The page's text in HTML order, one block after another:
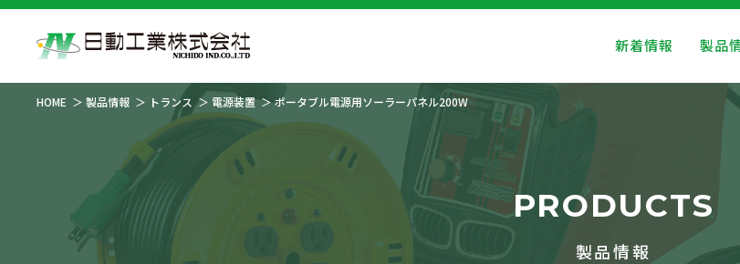
新着情報 製品
HOME 製品情報 トランス 電源装置 ポータブル電源用ソーラーパネル200W
PRODUCTS
製品情報